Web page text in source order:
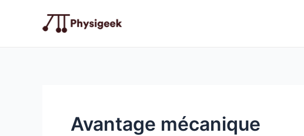
Avantage mécanique